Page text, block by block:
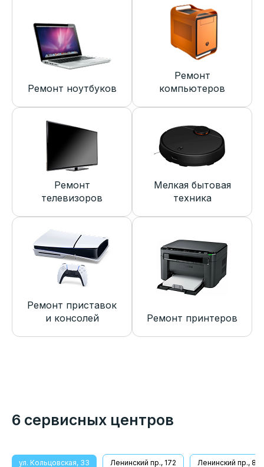
Ремонт ноутбуков
Ремонт
компьютеров
Ремонт
телевизоров
Мелкая бытовая
техника
Ремонт приставок
и консолей
Ремонт принтеров
6 сервисных центров
ул. Кольцовская, 33 Ленинский пр., 172 Ленинский пр., 8/1